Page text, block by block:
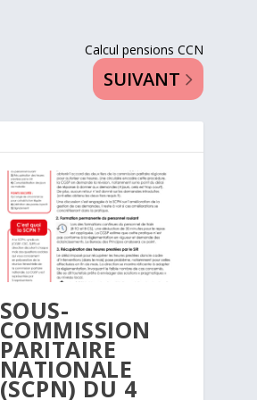
Calcul pensions CCN
SUIVANT
SOUS-
COMMISSION
PARITAIRE
NATIONALE
(SCPN) DU 4